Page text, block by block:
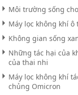
Môi trường sống
Máy lọc không khí
Không gian sống
Những tác hại của
của thai nhi
Máy lọc không khí
chủng Omicron